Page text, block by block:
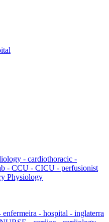
- cardiothoracic -
- CCU - CICU - perfusionist
Physiology
- hospital - inglaterra